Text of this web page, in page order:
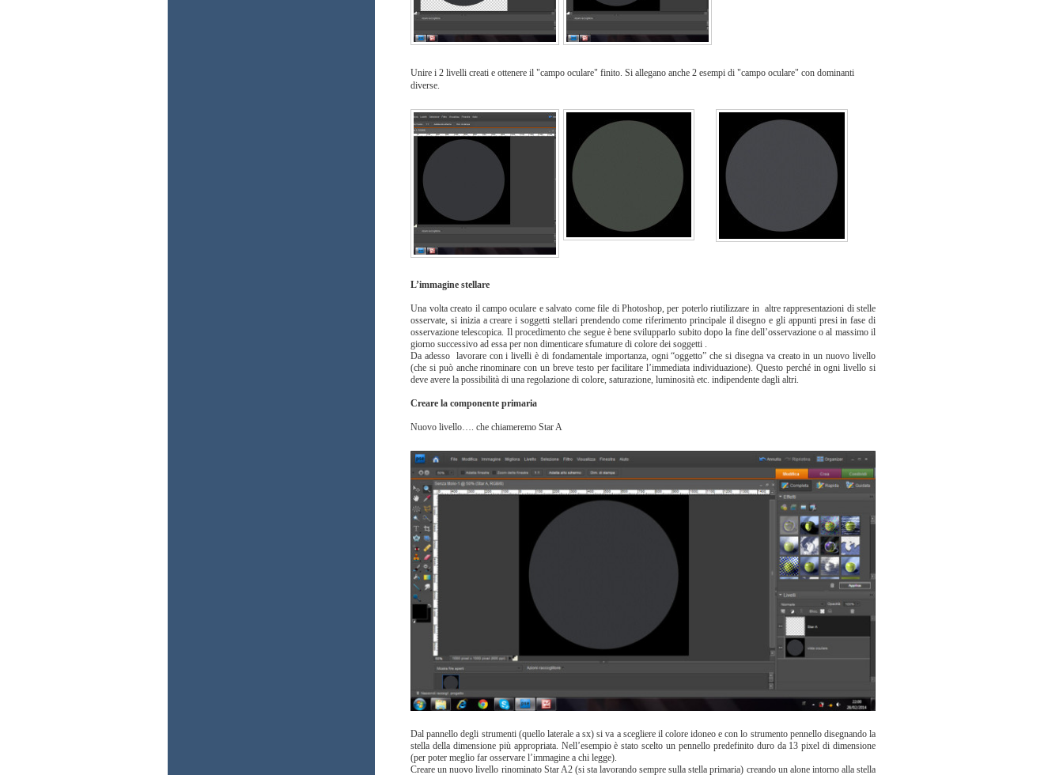
Unire i 2 livelli creati e ottenere il "campo oculare" finito. Si allegano anche 2 esempi di "campo oculare" con dominanti
diverse.
L’immagine stellare
Una volta creato il campo oculare e salvato come file di Photoshop, per poterlo riutilizzare in altre rappresentazioni di stelle
osservate, si inizia a creare i soggetti stellari prendendo come riferimento principale il disegno e gli appunti presi in fase di
osservazione telescopica. Il procedimento che segue è bene svilupparlo subito dopo la fine dell’osservazione o al massimo il
giorno successivo ad essa per non dimenticare sfumature di colore dei soggetti .
Da adesso lavorare con i livelli è di fondamentale importanza, ogni “oggetto” che si disegna va creato in un nuovo livello
(che si può anche rinominare con un breve testo per facilitare l’immediata individuazione). Questo perché in ogni livello si
deve avere la possibilità di una regolazione di colore, saturazione, luminosità etc. indipendente dagli altri.
Creare la componente primaria
Nuovo livello…. che chiameremo Star A
Dal pannello degli strumenti (quello laterale a sx) si va a scegliere il colore idoneo e con lo strumento pennello disegnando la
stella della dimensione più appropriata. Nell’esempio è stato scelto un pennello predefinito duro da 13 pixel di dimensione
(per poter meglio far osservare l’immagine a chi legge).
Creare un nuovo livello rinominato Star A2 (si sta lavorando sempre sulla stella primaria) creando un alone intorno alla stella